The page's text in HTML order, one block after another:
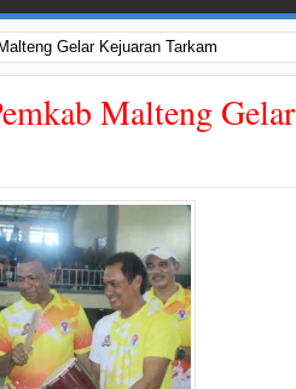
Gelar Kejuaran Tarkam
Malteng Gelar